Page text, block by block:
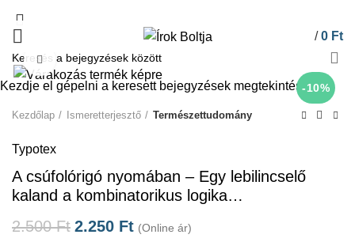
/ 0 Ft
-10%
Click to enlarge
Kezdőlap Ismeretterjesztő Természettudomány
Typotex
A csúfolórigó nyomában – Egy lebilincselő
kaland a kombinatorikus logika…
2.500Ft 2.250 Ft (Online ár)
Kezdje el gépelni a keresett bejegyzések megtekintéséhez.